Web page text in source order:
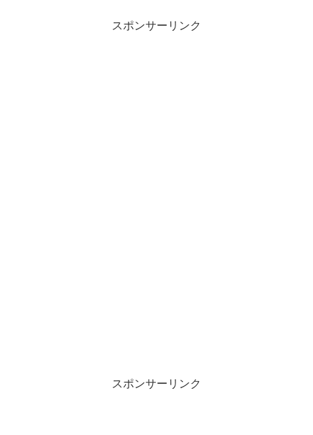
スポンサーリンク
スポンサーリンク